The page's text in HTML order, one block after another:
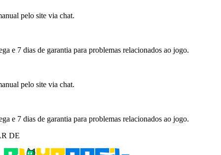
pelo site via chat.
e 7 dias de garantia para problemas relacionados ao jogo.
pelo site via chat.
e 7 dias de garantia para problemas relacionados ao jogo.
DE